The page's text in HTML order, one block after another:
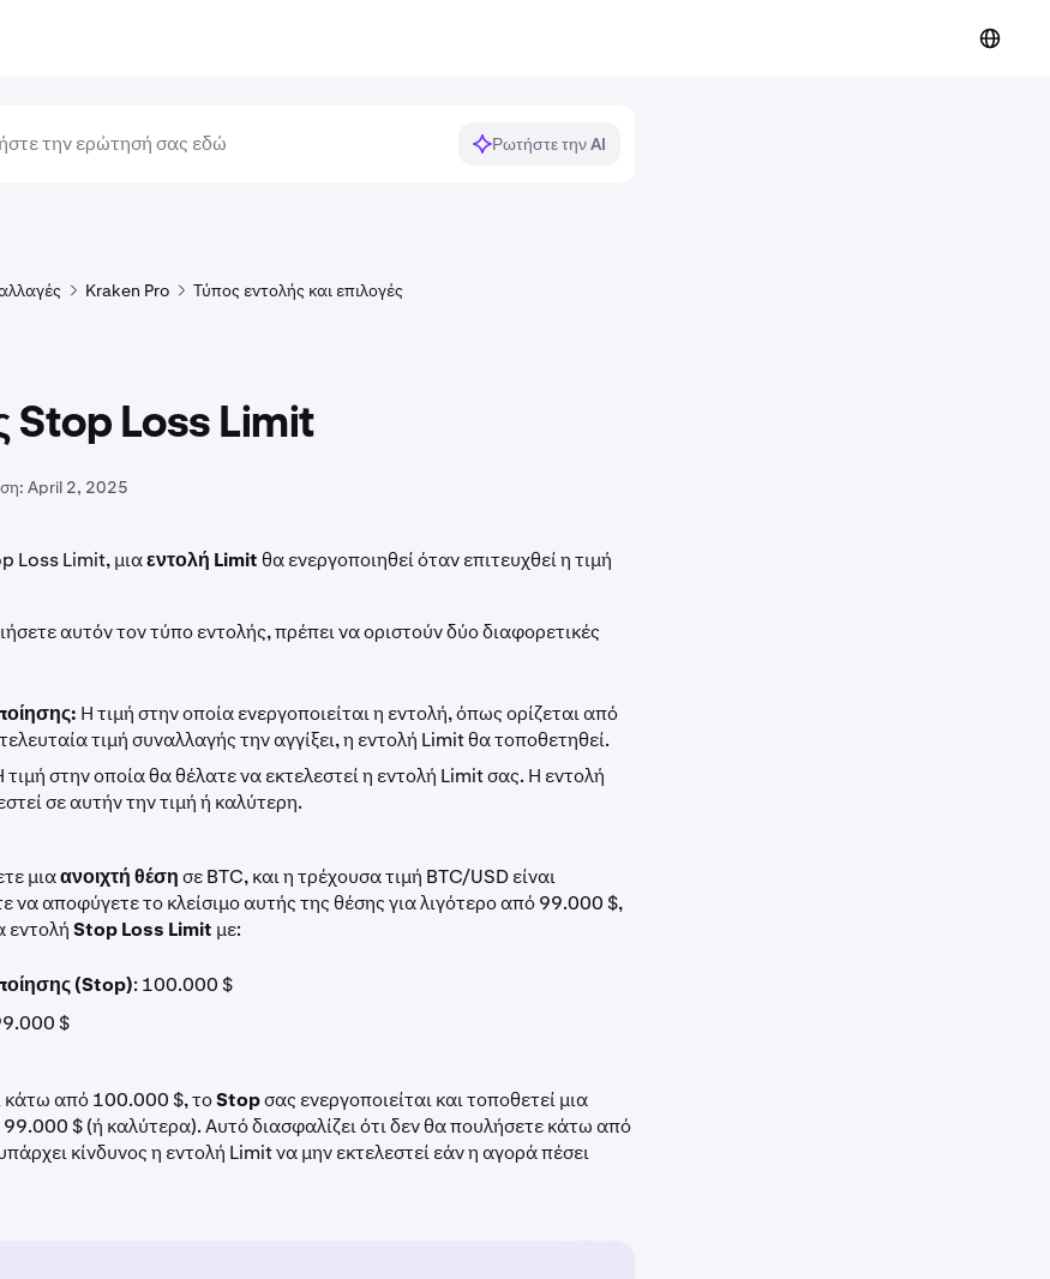
Ρωτήστε την AI
Kraken Pro Τύπος εντολής και επιλογές
Stop Loss Limit
April 2, 2025
Loss Limit, μιαεντολή Limit θα ενεργοποιηθεί όταν επιτευχθεί η τιμή
αυτόν τον τύπο εντολής, πρέπει να οριστούν δύο διαφορετικές
Η τιμή στην οποία ενεργοποιείται η εντολή, όπως ορίζεται από
τιμή συναλλαγής την αγγίξει, η εντολή Limit θα τοποθετηθεί.
τιμή στην οποία θα θέλατε να εκτελεστεί η εντολή Limit σας. Η εντολή
σε αυτήν την τιμή ή καλύτερη.
μιαανοιχτή θέσησε BTC, και η τρέχουσα τιμή BTC/USD είναι
να αποφύγετε το κλείσιμο αυτής της θέσης για λιγότερο από 99.000 $,
εντολήStop Loss Limit με:
(Stop): 100.000 $
$
κάτω από 100.000 $, τοStopσας ενεργοποιείται και τοποθετεί μια
$ (ή καλύτερα). Αυτό διασφαλίζει ότι δεν θα πουλήσετε κάτω από
κίνδυνος η εντολή Limit να μην εκτελεστεί εάν η αγορά πέσει